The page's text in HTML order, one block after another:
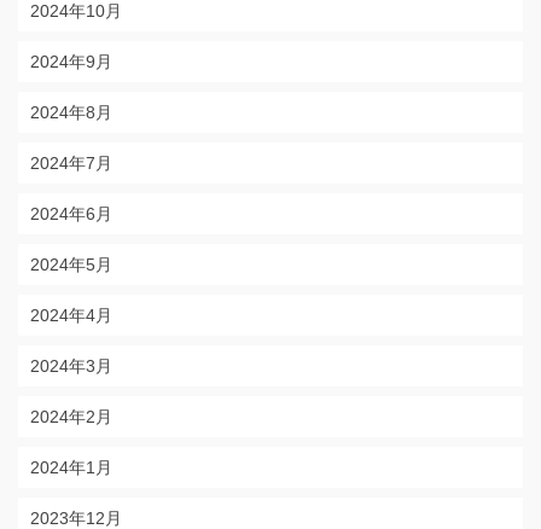
2024年10月
2024年9月
2024年8月
2024年7月
2024年6月
2024年5月
2024年4月
2024年3月
2024年2月
2024年1月
2023年12月